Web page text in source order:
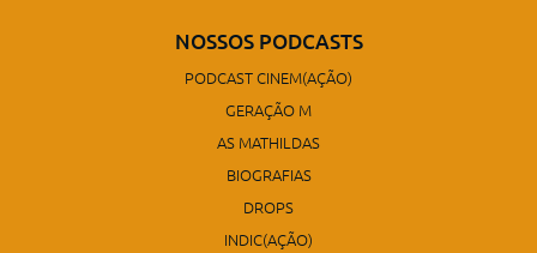
NOSSOS PODCASTS
PODCAST CINEM(AÇÃO)
GERAÇÃO M
AS MATHILDAS
BIOGRAFIAS
DROPS
INDIC(AÇÃO)